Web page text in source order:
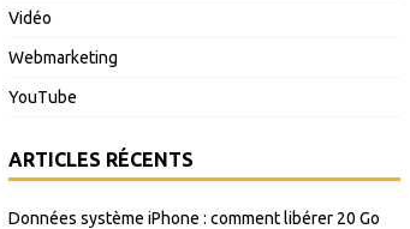
Vidéo
Webmarketing
YouTube
ARTICLES RÉCENTS
Données système iPhone : comment libérer 20 Go